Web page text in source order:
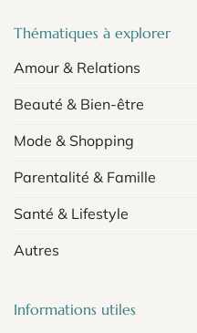
Thématiques à explorer
Amour & Relations
Beauté & Bien-être
Mode & Shopping
Parentalité & Famille
Santé & Lifestyle
Autres
Informations utiles